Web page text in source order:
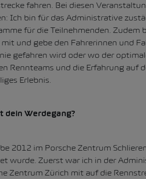
fahren. Bei diesen
Ich bin für das Administrative
für die Teilnehmenden. Zudem
und gebe den Fahrerinnen und
gefahren wird oder wo der
Rennteams und die Erfahrung auf
Erlebnis.
dein Werdegang?
2012 im Porsche Zentrum
wurde. Zuerst war ich in der
Zentrum Zürich mit auf die